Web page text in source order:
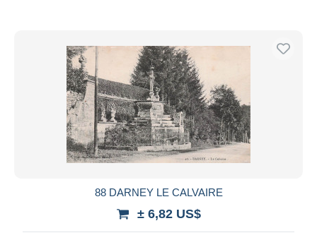
88 DARNEY LE CALVAIRE
± 6,82 US$